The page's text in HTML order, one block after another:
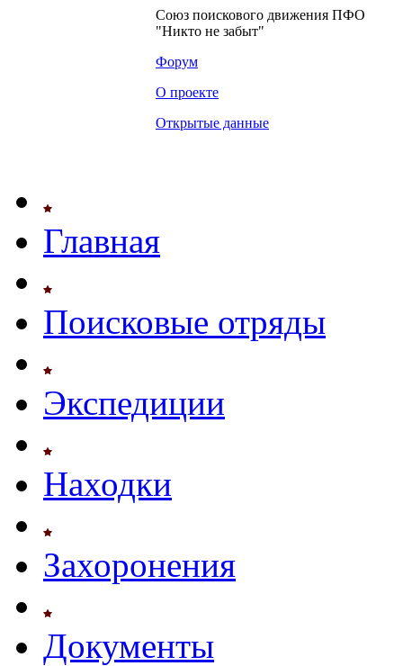
Союз поискового движения ПФО
"Никто не забыт"
Форум
О проекте
Открытые данные
Главная
Поисковые отряды
Экспедиции
Находки
Захоронения
Документы